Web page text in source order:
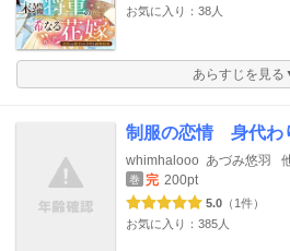
お気に入り：38人
あらすじを見
制服の恋情 身代わ
whimhalooo あづみ悠羽
巻 完 200pt
5.0 （1件）
お気に入り：385人